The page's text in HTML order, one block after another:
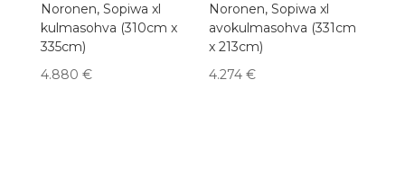
Noronen, Sopiwa xl
kulmasohva (310cm x
335cm)
4.880 €
Noronen, Sopiwa xl
avokulmasohva (331cm
x 213cm)
4.274€